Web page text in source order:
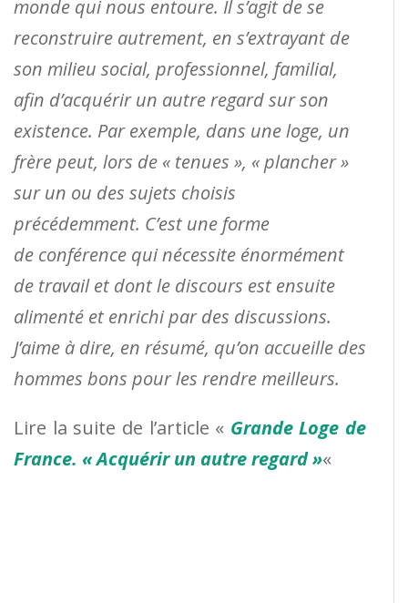
monde qui nous entoure. Il s’agit de se
reconstruire autrement, en s’extrayant de
son milieu social, professionnel, familial,
afin d’acquérir un autre regard sur son
existence. Par exemple, dans une loge, un
frère peut, lors de « tenues », « plancher »
sur un ou des sujets choisis
précédemment. C’est une forme
de conférence qui nécessite énormément
de travail et dont le discours est ensuite
alimenté et enrichi par des discussions.
J’aime à dire, en résumé, qu’on accueille des
hommes bons pour les rendre meilleurs.
Lire la suite de l’article « Grande Loge de
France. « Acquérir un autre regard »«